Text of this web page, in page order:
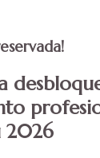
2026